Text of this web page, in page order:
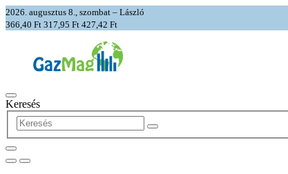
2026. augusztus 8., szombat – László
366,40 Ft 317,95 Ft 427,42 Ft
Keresés